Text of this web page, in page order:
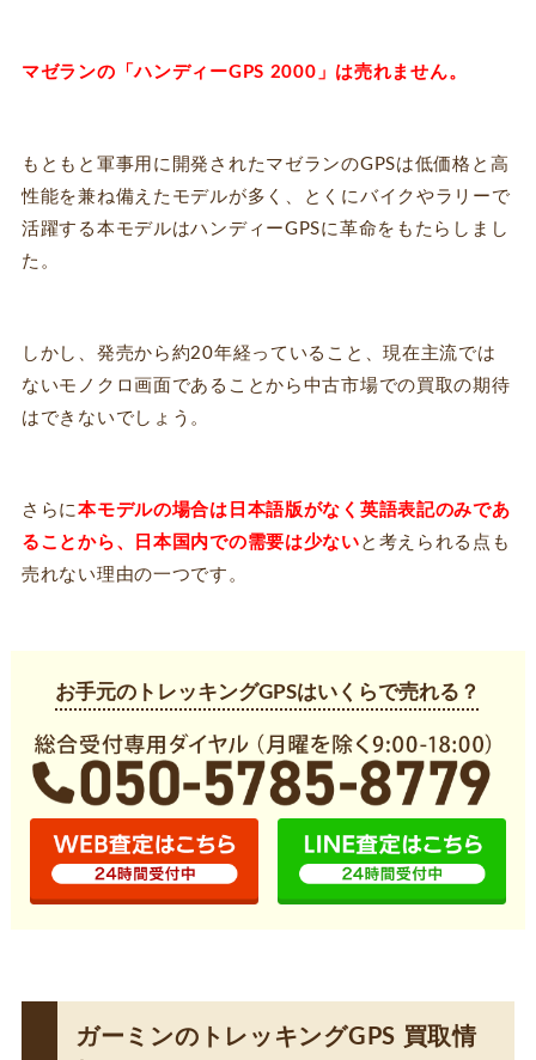
マゼランの「ハンディーGPS 2000」は売れません。
もともと軍事用に開発されたマゼランのGPSは低価格と高
性能を兼ね備えたモデルが多く、とくにバイクやラリーで
活躍する本モデルはハンディーGPSに革命をもたらしまし
た。
しかし、発売から約20年経っていること、現在主流では
ないモノクロ画面であることから中古市場での買取の期待
はできないでしょう。
さらに本モデルの場合は日本語版がなく英語表記のみであ
ることから、日本国内での需要は少ない と考えられる点も
売れない理由の一つです。
お手元のトレッキングGPSはいくらで売れる？
ガーミンのトレッキングGPS 買取情